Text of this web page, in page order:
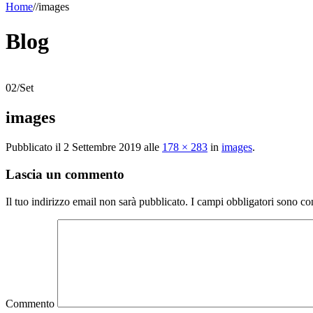
Home//images
Blog
02/Set
images
Pubblicato il 2 Settembre 2019 alle 178 × 283 in images.
Lascia un commento
Il tuo indirizzo email non sarà pubblicato. I campi obbligatori sono
Commento